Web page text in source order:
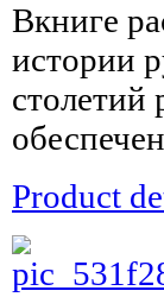
Вкниге
истории
столетий
Product